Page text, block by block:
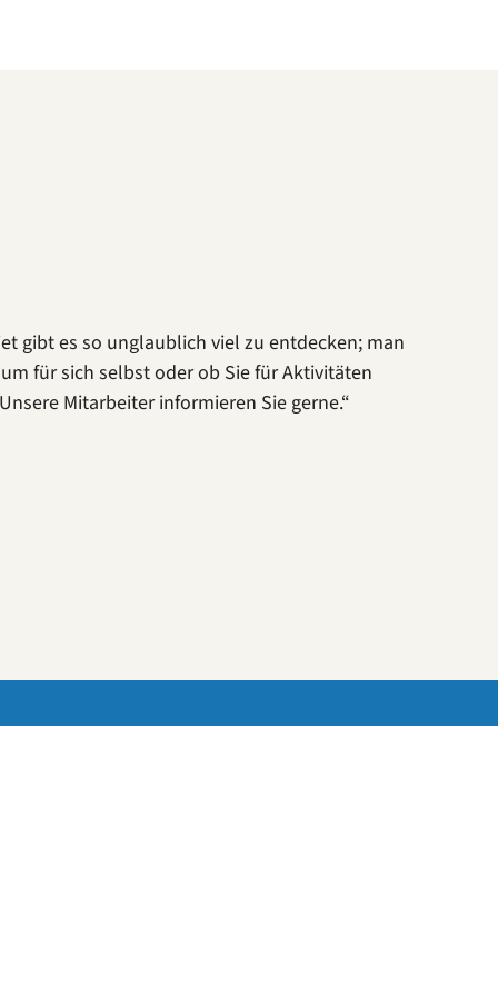
gibt es so unglaublich viel zu entdecken; man
für sich selbst oder ob Sie für Aktivitäten
Mitarbeiter informieren Sie gerne.“